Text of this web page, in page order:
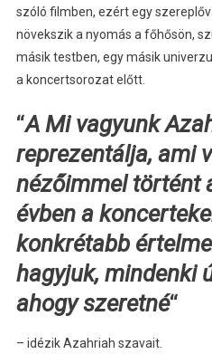
szóló filmben, ezért egy
növekszik a nyomás a főhősön,
másik testben, egy másik
a koncertsorozat előtt.
“A Mi vagyunk
reprezentálja, ami
nézőimmel történt
évben a
konkrétabb
hagyjuk, mindenki
ahogy szeretné“
– idézik Azahriah szavait.